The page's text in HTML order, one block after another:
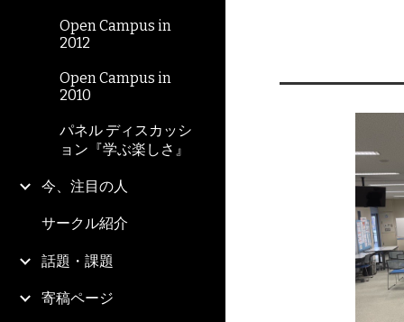
Open Campus in
2012
Open Campus in
2010
パネル ディスカッシ
ョン『学ぶ楽しさ』
今、注目の人
サークル紹介
話題・課題
寄稿ページ